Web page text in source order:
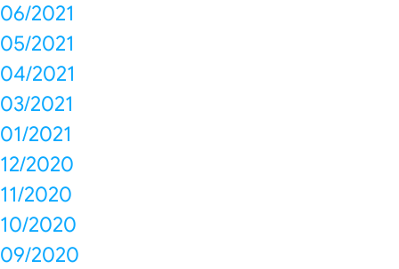
06/2021
05/2021
04/2021
03/2021
01/2021
12/2020
11/2020
10/2020
09/2020